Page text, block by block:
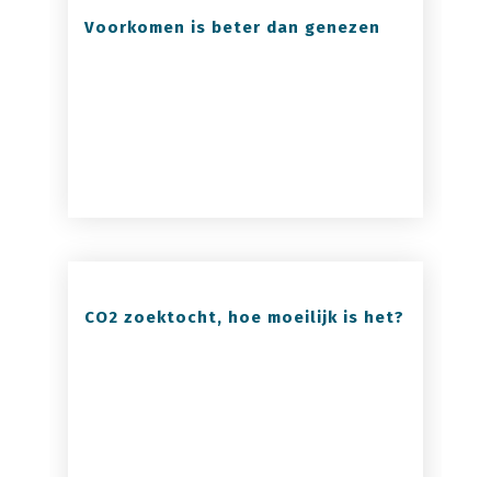
Voorkomen is beter dan genezen
CO2 zoektocht, hoe moeilijk is het?